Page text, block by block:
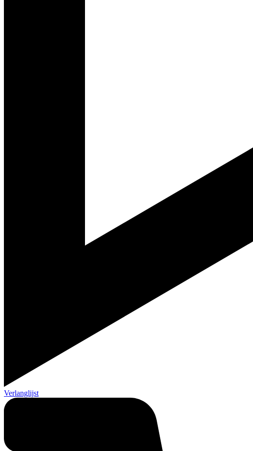
Verlanglijst